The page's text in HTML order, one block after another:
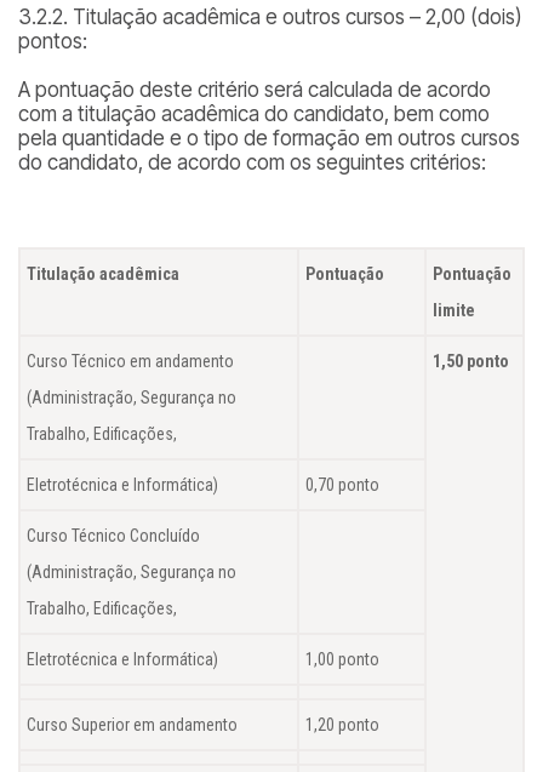
3.2.2. Titulação acadêmica e outros cursos – 2,00 (dois)
pontos:
A pontuação deste critério será calculada de acordo
com a titulação acadêmica do candidato, bem como
pela quantidade e o tipo de formação em outros cursos
do candidato, de acordo com os seguintes critérios:
Titulação acadêmica Pontuação
Pontuação
limite
Curso Técnico em andamento
(Administração, Segurança no
Trabalho, Edificações,
1,50 ponto
Eletrotécnica e Informática) 0,70 ponto
Curso Técnico Concluído
(Administração, Segurança no
Trabalho, Edificações,
Eletrotécnica e Informática) 1,00 ponto
Curso Superior em andamento 1,20 ponto